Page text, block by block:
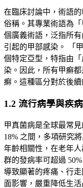
在臨床討論中，術語
俗稱。其專業術語為「
個廣義術語，泛指所
引起的甲部感染。 「
個特定亞型，特指由「
染。因此，所有甲癬
癬。這種區分對於後
1.2 流行病學與疾
甲真菌病是全球最常
18% 之間，多項研究
年齡相關性，在老年
群的發病率可超過
導致顯著的疼痛、行
面影響，嚴重降低生